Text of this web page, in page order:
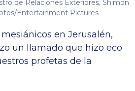
de Relaciones Exteriores, Shimon
Entertainment Pictures
en Jerusalén,
un llamado que hizo eco
profetas de la